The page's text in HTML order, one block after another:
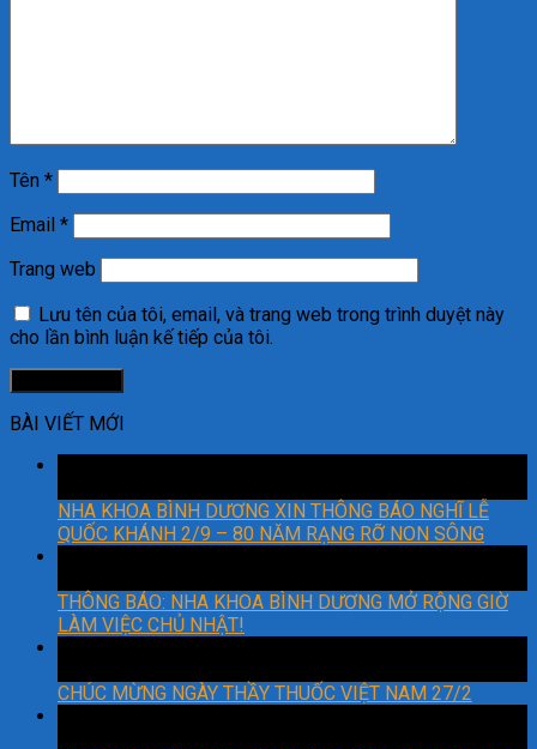
Tên *
Email *
Trang web
Lưu tên của tôi, email, và trang web trong trình duyệt này
cho lần bình luận kế tiếp của tôi.
BÀI VIẾT MỚI
NHA KHOA BÌNH DƯƠNG XIN THÔNG BÁO NGHĨ LỄ
QUỐC KHÁNH 2/9 – 80 NĂM RẠNG RỠ NON SÔNG
THÔNG BÁO: NHA KHOA BÌNH DƯƠNG MỞ RỘNG GIỜ
LÀM VIỆC CHỦ NHẬT!
CHÚC MỪNG NGÀY THẦY THUỐC VIỆT NAM 27/2